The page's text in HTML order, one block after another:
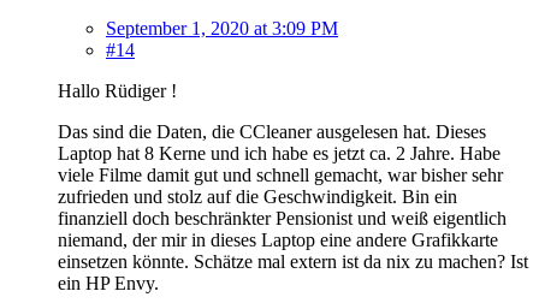
September 1, 2020 at 3:09 PM
#14
Hallo Rüdiger !
Das sind die Daten, die CCleaner ausgelesen hat. Dieses
Laptop hat 8 Kerne und ich habe es jetzt ca. 2 Jahre. Habe
viele Filme damit gut und schnell gemacht, war bisher sehr
zufrieden und stolz auf die Geschwindigkeit. Bin ein
finanziell doch beschränkter Pensionist und weiß eigentlich
niemand, der mir in dieses Laptop eine andere Grafikkarte
einsetzen könnte. Schätze mal extern ist da nix zu machen? Ist
ein HP Envy.